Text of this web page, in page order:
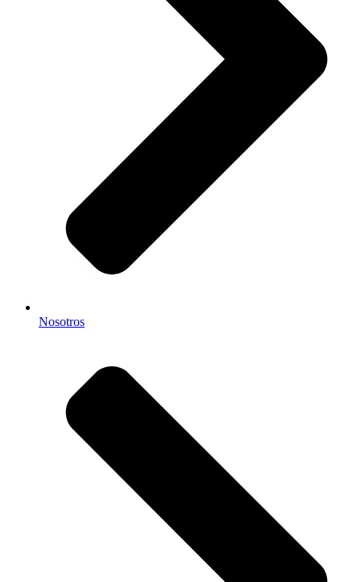
Nosotros